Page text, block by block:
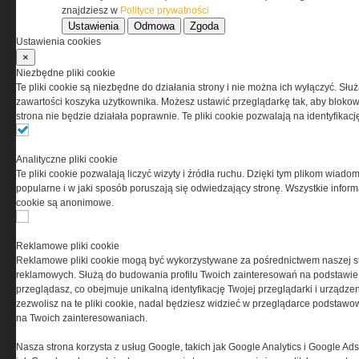
Korzystanie z portalu jest równoznaczne
przez Grupa MEDIUM Spółka z ograniczoną
odpowiedzialnością Spółka komandytowa, nr KRS:
0000537655, NIP 1132860378, REGON 146393437
(zwana dalej Grupa MEDIUM) w postaci Regulaminu.
Ta witryna wykorzystuje pliki cookies do przechowywania
informacji na Twoim komputerze. Pliki cookies stosujemy
w celu świadczenia usług na najwyższym poziomie,
w tym w sposób dostosowany do indywidualnych potrzeb.
cookies oznacza, że będą one zamieszczane w Twoim
urządzeniu końcowym. W każdym momencie możesz
znajdziesz w Polityce prywatności
Ustawienia Odmowa Zgoda
Ustawienia cookies
×
Niezbędne pliki cookie
Te pliki cookie są niezbędne do działania strony i nie można ich wyłączyć.
zawartości koszyka użytkownika. Możesz ustawić przeglądarkę tak, aby
strona nie będzie działała poprawnie. Te pliki cookie pozwalają na
Analityczne pliki cookie
Te pliki cookie pozwalają liczyć wizyty i źródła ruchu. Dzięki tym plikom
popularne i w jaki sposób poruszają się odwiedzający stronę. Wszystkie
cookie są anonimowe.
Reklamowe pliki cookie
Reklamowe pliki cookie mogą być wykorzystywane za pośrednictwem naszej
reklamowych. Służą do budowania profilu Twoich zainteresowań na
przeglądasz, co obejmuje unikalną identyfikację Twojej przeglądarki i
zezwolisz na te pliki cookie, nadal będziesz widzieć w przeglądarce
na Twoich zainteresowaniach.
Nasza strona korzysta z usług Google, takich jak Google Analytics i Google